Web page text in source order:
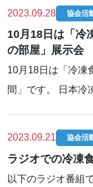
2023.09.28 協会活
10月18日は「冷
の部屋」展示会
10月18日は「冷凍
間」です。 日本
2023.09.21 協会活
ラジオでの冷凍
以下のラジオ番組